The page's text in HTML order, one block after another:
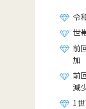
令
世
前
加
前
減
1